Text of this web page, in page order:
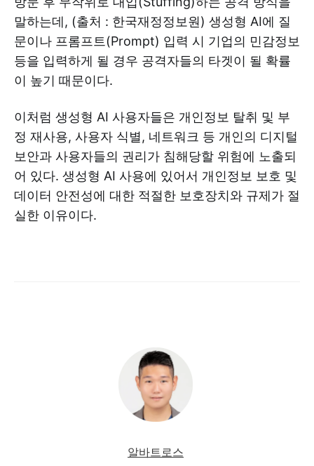
말하는데, (출처 : 한국재정정보원) 생성형 AI에 질
문이나 프롬프트(Prompt) 입력 시 기업의 민감정보
등을 입력하게 될 경우 공격자들의 타겟이 될 확률
이 높기 때문이다.
이처럼 생성형 AI 사용자들은 개인정보 탈취 및 부
정 재사용, 사용자 식별, 네트워크 등 개인의 디지털
보안과 사용자들의 권리가 침해당할 위험에 노출되
어 있다. 생성형 AI 사용에 있어서 개인정보 보호 및
데이터 안전성에 대한 적절한 보호장치와 규제가 절
실한 이유이다.
알바트로스